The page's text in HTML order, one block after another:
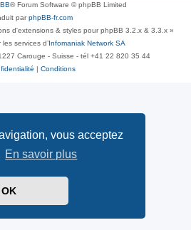
vous acceptez
En savoir plus
OK
® Forum Software © phpBB Limited
parphpBB-fr.com
d'extensions & styles pour phpBB 3.2.x & 3.3.x »
services d’ Infomaniak Network SA
Carouge - Suisse - tél +41 22 820 35 44
Conditions